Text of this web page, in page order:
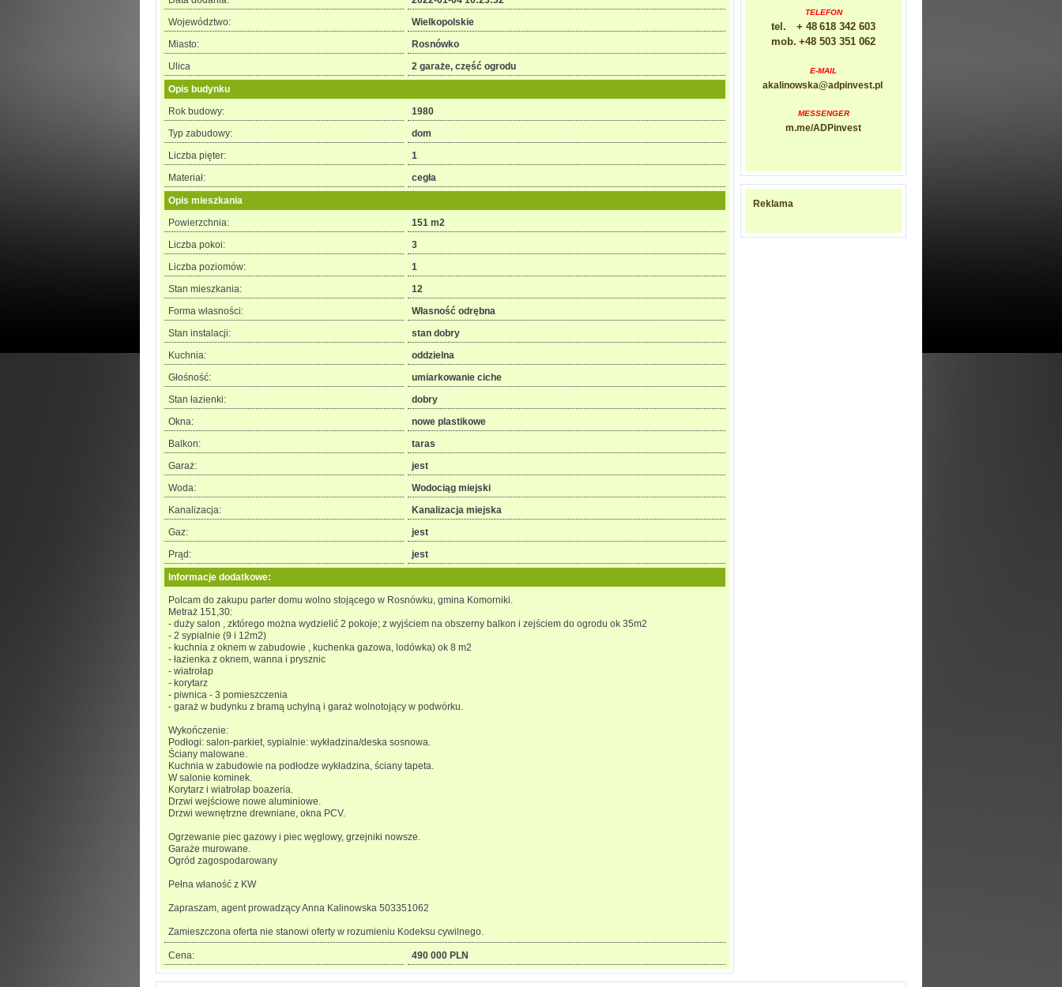
Województwo:
Wielkopolskie
Miasto:
Rosnówko
Ulica
2 garaże, część ogrodu
Opis budynku
Rok budowy:
1980
Typ zabudowy:
dom
Liczba pięter:
1
Materiał:
cegła
Opis mieszkania
Powierzchnia:
151 m2
Liczba pokoi:
3
Liczba poziomów:
1
Stan mieszkania:
12
Forma własności:
Własność odrębna
Stan instalacji:
stan dobry
Kuchnia:
oddzielna
Głośność:
umiarkowanie ciche
Stan łazienki:
dobry
Okna:
nowe plastikowe
Balkon:
taras
Garaż:
jest
Woda:
Wodociąg miejski
Kanalizacja:
Kanalizacja miejska
Gaz:
jest
Prąd:
jest
Informacje dodatkowe:
Polcam do zakupu parter domu wolno stojącego w Rosnówku, gmina Komorniki.
Metraż 151,30:
- duży salon , zktórego można wydzielić 2 pokoje; z wyjściem na obszerny balkon i zejściem do ogrodu ok 35m2
- 2 sypialnie (9 i 12m2)
- kuchnia z oknem w zabudowie , kuchenka gazowa, lodówka) ok 8 m2
- łazienka z oknem, wanna i prysznic
- wiatrołap
- korytarz
- piwnica - 3 pomieszczenia
- garaż w budynku z bramą uchylną i garaż wolnotojący w podwórku.
Wykończenie:
Podłogi: salon-parkiet, sypialnie: wykładzina/deska sosnowa.
Ściany malowane.
Kuchnia w zabudowie na podłodze wykładzina, ściany tapeta.
W salonie kominek.
Korytarz i wiatrołap boazeria.
Drzwi wejściowe nowe aluminiowe.
Drzwi wewnętrzne drewniane, okna PCV.
Ogrzewanie piec gazowy i piec węglowy, grzejniki nowsze.
Garaże murowane.
Ogród zagospodarowany
Pełna właność z KW
Zapraszam, agent prowadzący Anna Kalinowska 503351062
Zamieszczona oferta nie stanowi oferty w rozumieniu Kodeksu cywilnego.
Cena: 490 000 PLN
TELEFON
tel. + 48 618 342 603
mob. +48 503 351 062
E-MAIL
akalinowska@adpinvest.pl
MESSENGER
m.me/ADPinvest
Reklama